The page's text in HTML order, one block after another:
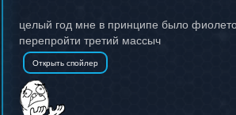
целый год мне в принципе было
перепройти третий массыч